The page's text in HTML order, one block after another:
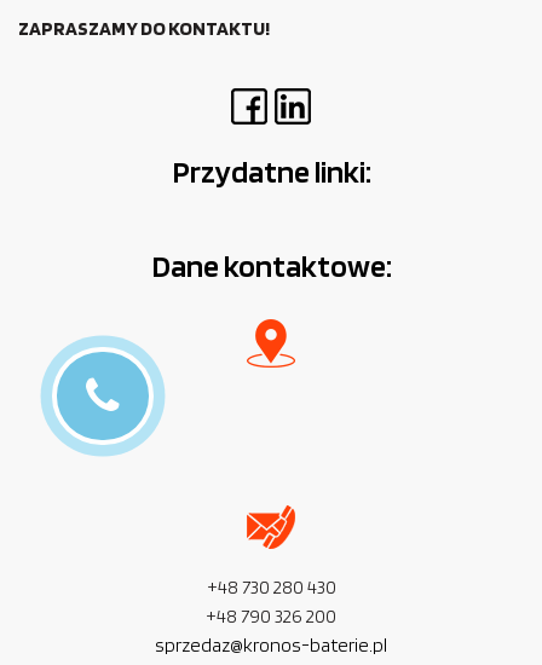
ZAPRASZAMY DO KONTAKTU!
Przydatne linki:
Dane kontaktowe:
+48 730 280 430
+48 790 326 200
sprzedaz@kronos-baterie.pl